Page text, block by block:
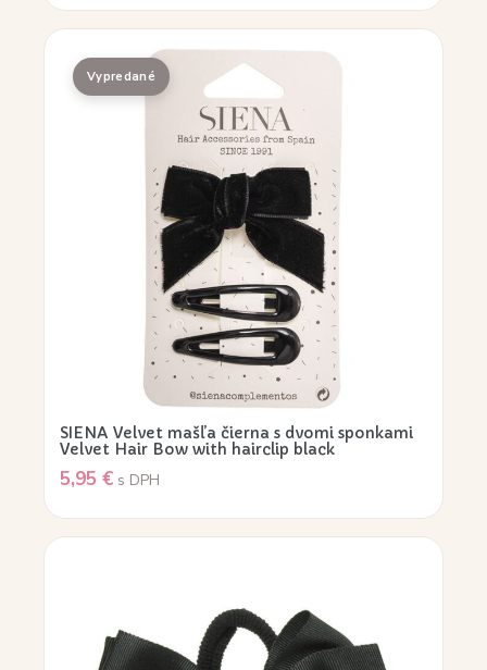
SIENA Velvet mašľa čierna s dvomi sponkami
Velvet Hair Bow with hairclip black
5,95 € s DPH